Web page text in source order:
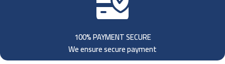
100% PAYMENT SECURE
We ensure secure payment